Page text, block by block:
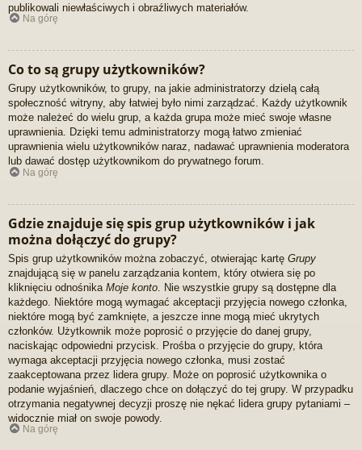
publikowali niewłaściwych i obraźliwych materiałów.
Na górę
Co to są grupy użytkowników?
Grupy użytkowników, to grupy, na jakie administratorzy dzielą całą
społeczność witryny, aby łatwiej było nimi zarządzać. Każdy użytkownik
może należeć do wielu grup, a każda grupa może mieć swoje własne
uprawnienia. Dzięki temu administratorzy mogą łatwo zmieniać
uprawnienia wielu użytkowników naraz, nadawać uprawnienia moderatora
lub dawać dostęp użytkownikom do prywatnego forum.
Na górę
Gdzie znajduje się spis grup użytkowników i jak
można dołączyć do grupy?
Spis grup użytkowników można zobaczyć, otwierając kartę Grupy
znajdującą się w panelu zarządzania kontem, który otwiera się po
kliknięciu odnośnika Moje konto . Nie wszystkie grupy są dostępne dla
każdego. Niektóre mogą wymagać akceptacji przyjęcia nowego członka,
niektóre mogą być zamknięte, a jeszcze inne mogą mieć ukrytych
członków. Użytkownik może poprosić o przyjęcie do danej grupy,
naciskając odpowiedni przycisk. Prośba o przyjęcie do grupy, która
wymaga akceptacji przyjęcia nowego członka, musi zostać
zaakceptowana przez lidera grupy. Może on poprosić użytkownika o
podanie wyjaśnień, dlaczego chce on dołączyć do tej grupy. W przypadku
otrzymania negatywnej decyzji proszę nie nękać lidera grupy pytaniami –
widocznie miał on swoje powody.
Na górę